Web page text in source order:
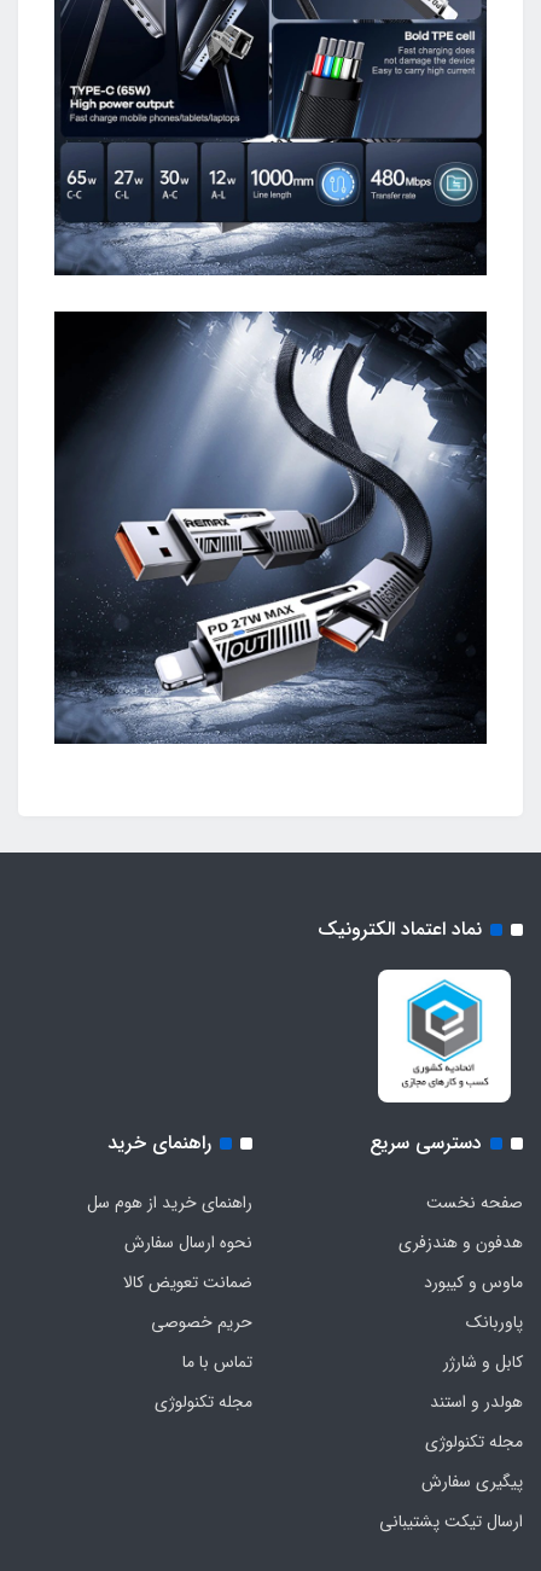
نماد اعتماد الکترونیک
دسترسی سریع
صفحه نخست
هدفون‌ و‌ هندزفری
ماوس و کیبورد
پاوربانک
کابل و شارژر
هولدر و استند
مجله تکنولوژی
پیگیری سفارش
ارسال تیکت پشتیبانی
راهنمای خرید
راهنمای خرید از هوم سل
نحوه ارسال سفارش
ضمانت تعویض کالا
حریم خصوصی
تماس با ما
مجله تکنولوژی